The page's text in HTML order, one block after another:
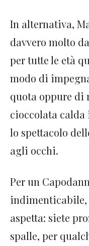
In alternativa,
davvero molto
per tutte le età
modo di
quota oppure di
cioccolata
lo spettacolo
agli occhi.
Per un
aspetta: siete
spalle, per